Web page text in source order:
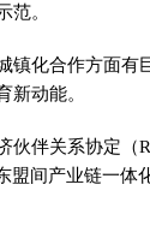
范。
镇化合作方面
新动能。
伙伴关系协定（
盟间产业链一